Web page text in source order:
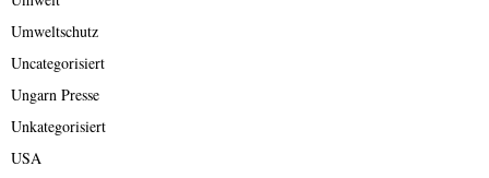
Umweltschutz
Uncategorisiert
Ungarn Presse
Unkategorisiert
USA